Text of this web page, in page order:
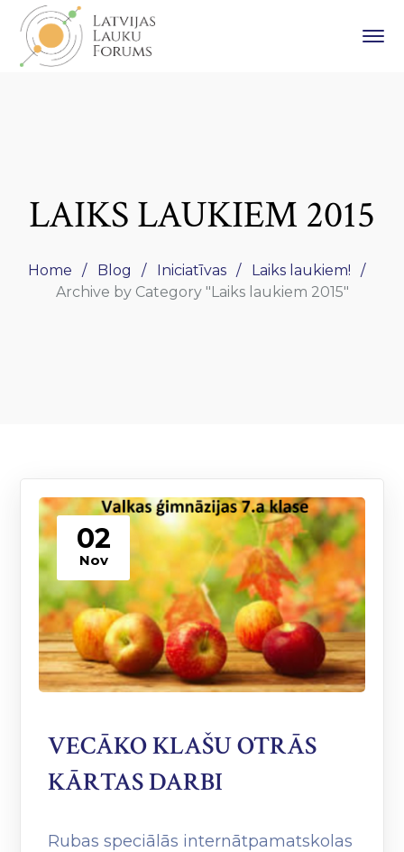
LAIKS LAUKIEM 2015
Home Blog Iniciatīvas
Laiks laukiem!
Archive by Category "Laiks laukiem 2015"
02
Nov
VECĀKO KLAŠU OTRĀS
KĀRTAS DARBI
Rubas speciālās internātpamatskolas